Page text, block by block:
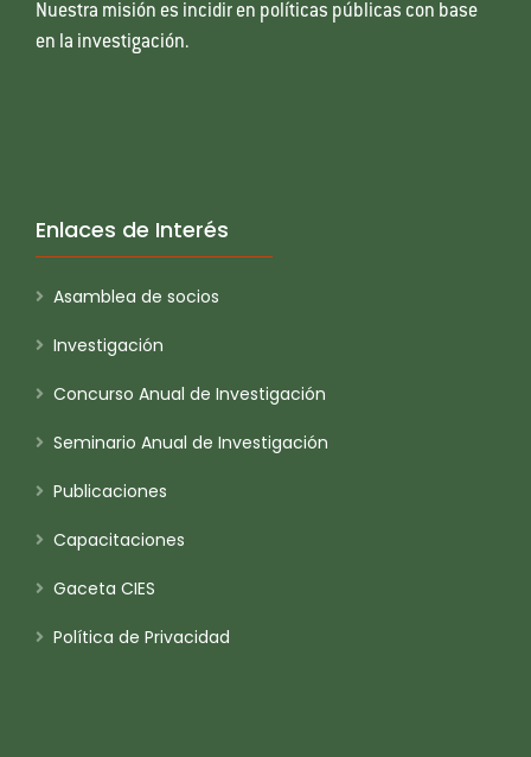
Nuestra misión es incidir en políticas públicas con base
en la investigación.
Enlaces de Interés
Asamblea de socios
Investigación
Concurso Anual de Investigación
Seminario Anual de Investigación
Publicaciones
Capacitaciones
Gaceta CIES
Política de Privacidad